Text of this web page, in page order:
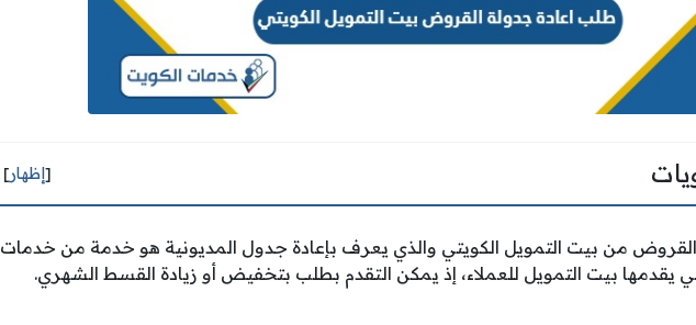
[إظهار]
من بيت التمويل الكويتي والذي يعرف بإعادة جدول المديونية هو خدمة من خدمات
يقدمها بيت التمويل للعملاء، إذ يمكن التقدم بطلب بتخفيض أو زيادة القسط الشهري.